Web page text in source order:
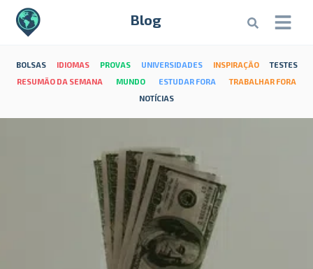
Blog
BOLSAS IDIOMAS PROVAS UNIVERSIDADES INSPIRAÇÃO
TESTES
RESUMÃO DA SEMANA
MUNDO ESTUDAR FORA
TRABALHAR FORA
NOTÍCIAS